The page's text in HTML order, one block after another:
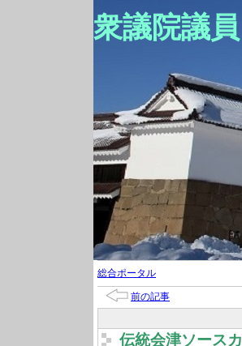
衆議院議
総合ポータル
前の記事
伝統会津ソース